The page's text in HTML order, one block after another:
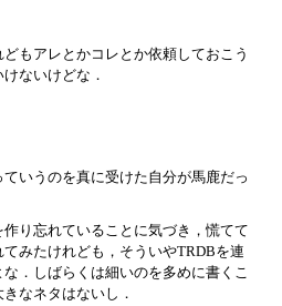
もアレとかコレとか依頼しておこう
ないけどな．
いうのを真に受けた自分が馬鹿だっ
り忘れていることに気づき，慌てて
てみたけれども，そういやTRDBを連
．しばらくは細いのを多めに書くこ
なネタはないし．